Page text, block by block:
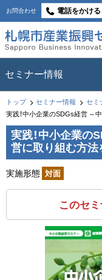
本
文
へ
お問合わせ 電話をかける
札幌市産業
センター
メ
ュ
ー
セミナー情報
ュ
ー
を
開
く
セミナー情報トップ
セミナー検索
セミナー申込みの
キャンセルポリシー
メールマガジン
現
在
位
置
の
階
層
トップ セミナー情報
セミ
実践！中小企業のSDGs経営 ～
実践！中小企業の
営に取り組む方法
実施形態 対面
このセ